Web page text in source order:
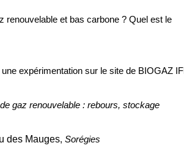
renouvelable et bas carbone ? Quel est le
expérimentation sur le site de BIOGAZ
gaz renouvelable : rebours, stockage
des Mauges,Sorégies